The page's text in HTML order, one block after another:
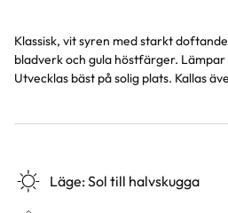
Klassisk, vit syren med starkt
bladverk och gula höstfärger.
Utvecklas bäst på solig plats. Kallas
Läge:Sol till halvskugga